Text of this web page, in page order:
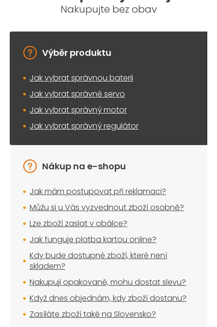
Nakupujte bez obav
Výběr produktu
Jak vybrat správnou baterii
Jak vybrat správné servo
Jak vybrat správný motor
Jak vybrat správný regulátor
Nákup na e-shopu
Jak mám postupovat při reklamaci?
Můžu si u Vás vyzvednout zboží osobně?
Lze zboží zaslat v obálce?
Jak funguje platba kartou online?
Kdy bude dostupné zboží, které není
skladem?
Nakupuji opakovaně, mohu dostat slevu?
Když dnes objednám, kdy zboží dostanu?
Zasíláte zboží také na Slovensko?